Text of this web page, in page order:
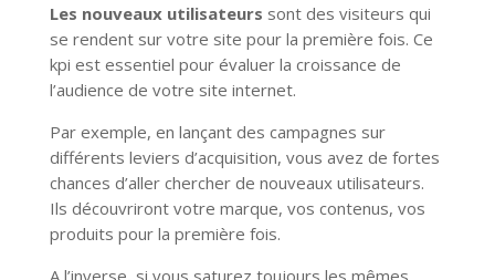
Les nouveaux utilisateurs sont des visiteurs qui
se rendent sur votre site pour la première fois. Ce
kpi est essentiel pour évaluer la croissance de
l’audience de votre site internet.
Par exemple, en lançant des campagnes sur
différents leviers d’acquisition, vous avez de fortes
chances d’aller chercher de nouveaux utilisateurs.
Ils découvriront votre marque, vos contenus, vos
produits pour la première fois.
A l’inverse, si vous saturez toujours les mêmes